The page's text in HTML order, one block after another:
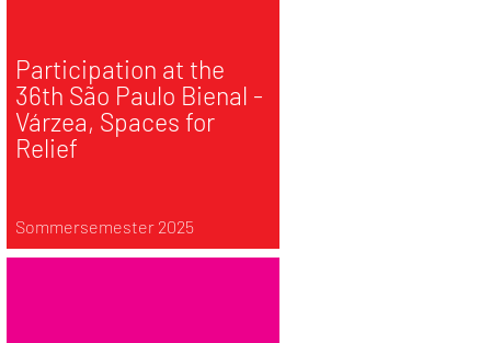
Participation at the
36th São Paulo Bienal -
Várzea, Spaces for
Relief
Sommersemester 2025